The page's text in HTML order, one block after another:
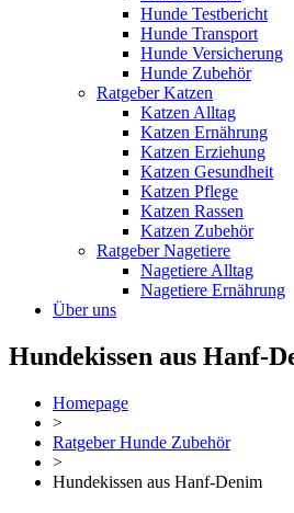
Hunde Testbericht
Hunde Transport
Hunde Versicherung
Hunde Zubehör
Ratgeber Katzen
Katzen Alltag
Katzen Ernährung
Katzen Erziehung
Katzen Gesundheit
Katzen Pflege
Katzen Rassen
Katzen Zubehör
Ratgeber Nagetiere
Nagetiere Alltag
Nagetiere Ernährung
Über uns
Hundekissen aus Hanf-
Homepage
>
Ratgeber Hunde Zubehör
>
Hundekissen aus Hanf-Denim